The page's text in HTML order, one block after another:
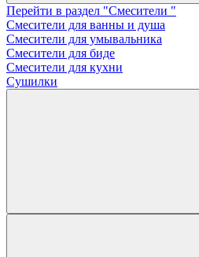
Перейти в раздел "Смесители "
Смесители для ванны и душа
Смесители для умывальника
Смесители для биде
Смесители для кухни
Сушилки